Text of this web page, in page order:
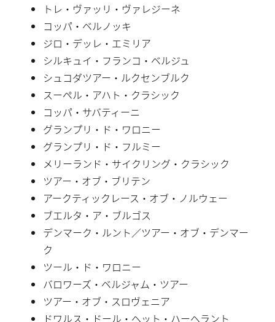
トレ・ヴァッリ・ヴァレジーネ
コッパ・ベルノッキ
ジロ・デッレ・エミリア
シルキュイ・フランコ・ベルジュ
シュコダツアー・ルクセンブルク
スーペル・アハト・クラシック
コッパ・サバティーニ
グランプリ・ド・ワロニー
グランプリ・ド・フルミー
メリーランド・サイクリング・クラシック
ツアー・オブ・ブリテン
アークティックレース・オブ・ノルウェー
ブエルタ・ア・ブルゴス
デンマーク・ルント／ツアー・オブ・デンマー
ク
ツール・ド・ワロニー
バロワーズ・ベルジャム・ツアー
ツアー・オブ・スロヴェニア
ドワルス・ドール・ヘット・ハーヘラント